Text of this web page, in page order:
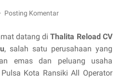
Posting Komentar
datang diThalita Reload CV
, salah satu perusahaan yang
emas dan peluang usaha
Kota Ransiki All Operator